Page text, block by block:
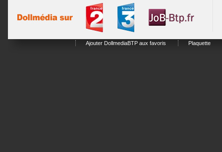
Ajouter DollmediaBTP aux favoris Plaquette